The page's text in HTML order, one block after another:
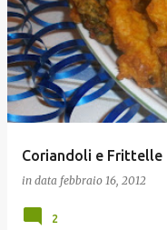
Coriandoli e Frittelle
in data febbraio 16, 2012
2